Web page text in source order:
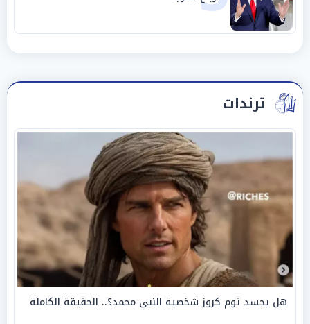
ترندات
هل يجسد توم كروز شخصية النبي محمد؟.. الحقيقة الكاملة